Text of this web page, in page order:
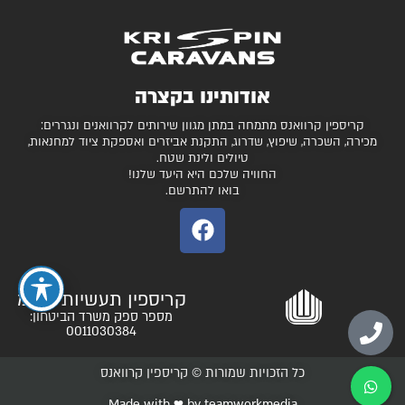
חניונים מומלצים
יצירת קשר
ציוד ואביזרים נלווים
אודותינו בקצרה
קריספין קרוואנס מתמחה במתן מגוון שירותים לקרוואנים ונגררים:
מכירה, השכרה, שיפוץ, שדרוג, התקנת אביזרים ואספקת ציוד למחנאות,
טיולים ולינת שטח.
החוויה שלכם היא היעד שלנו!
בואו להתרשם.
קריספין תעשיות בע"מ
מספר ספק משרד הביטחון:
0011030384
כל הזכויות שמורות © קריספין קרוואנס